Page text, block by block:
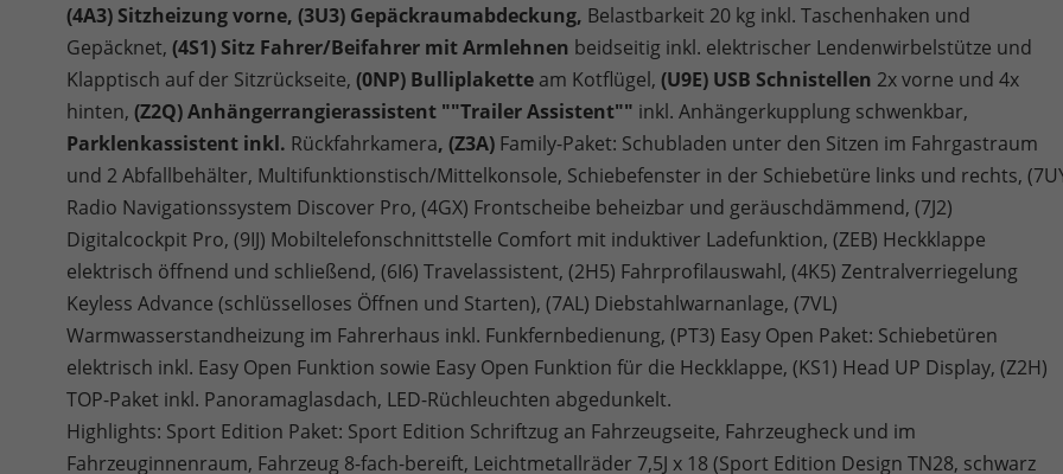
(4A3) Sitzheizung vorne, (3U3) Gepäckraumabdeckung, Belastbarkeit 20 kg inkl. Taschenhaken und
Gepäcknet, (4S1) Sitz Fahrer/Beifahrer mit Armlehnen beidseitig inkl. elektrischer Lendenwirbelstütze und
Klapptisch auf der Sitzrückseite, (0NP) Bulliplakette am Kotflügel, (U9E) USB Schnistellen 2x vorne und 4x
hinten, (Z2Q) Anhängerrangierassistent ""Trailer Assistent"" inkl. Anhängerkupplung schwenkbar,
Parklenkassistent inkl. Rückfahrkamera, (Z3A) Family-Paket: Schubladen unter den Sitzen im Fahrgastraum
und 2 Abfallbehälter, Multifunktionstisch/Mittelkonsole, Schiebefenster in der Schiebetüre links und rechts,
Radio Navigationssystem Discover Pro, (4GX) Frontscheibe beheizbar und geräuschdämmend, (7J2)
Digitalcockpit Pro, (9IJ) Mobiltelefonschnittstelle Comfort mit induktiver Ladefunktion, (ZEB) Heckklappe
elektrisch öffnend und schließend, (6I6) Travelassistent, (2H5) Fahrprofilauswahl, (4K5) Zentralverriegelung
Keyless Advance (schlüsselloses Öffnen und Starten), (7AL) Diebstahlwarnanlage, (7VL)
Warmwasserstandheizung im Fahrerhaus inkl. Funkfernbedienung, (PT3) Easy Open Paket: Schiebetüren
elektrisch inkl. Easy Open Funktion sowie Easy Open Funktion für die Heckklappe, (KS1) Head UP Display, (Z2H)
TOP-Paket inkl. Panoramaglasdach, LED-Rüchleuchten abgedunkelt.
Highlights: Sport Edition Paket: Sport Edition Schriftzug an Fahrzeugseite, Fahrzeugheck und im
Fahrzeuginnenraum, Fahrzeug 8-fach-bereift, Leichtmetallräder 7,5J x 18 (Sport Edition Design TN28, schwarz